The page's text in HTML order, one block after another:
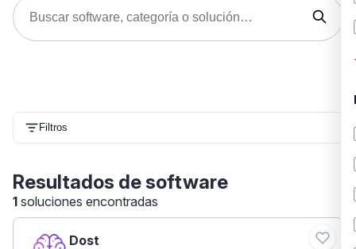
Filtros
Resultados de software
1 soluciones encontradas
Dost